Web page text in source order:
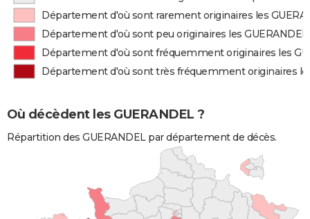
Département d'où sont rarement originaires les
Département d'où sont peu originaires les GUERANDEL
Département d'où sont fréquemment originaires les
Département d'où sont très fréquemment originaires
Où décèdent les GUERANDEL ?
Répartition des GUERANDEL par département de décès.